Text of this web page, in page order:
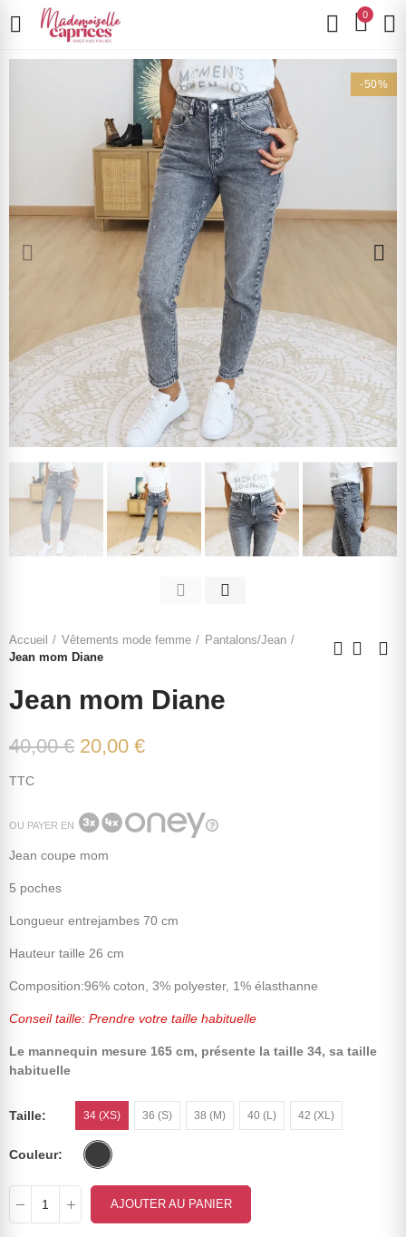
0
-50%
Accueil Vêtements mode femme
Pantalons/Jean
Jean mom Diane
Jean mom Diane
40,00 € 20,00 €
TTC
OU PAYER EN
Jean coupe mom
5 poches
Longueur entrejambes 70 cm
Hauteur taille 26 cm
Composition:96% coton, 3% polyester, 1% élasthanne
Conseil taille: Prendre votre taille habituelle
Le mannequin mesure 165 cm, présente la taille 34, sa taille
habituelle
Taille 34 (XS) 36 (S) 38 (M) 40 (L) 42 (XL)
Couleur
AJOUTER AU PANIER